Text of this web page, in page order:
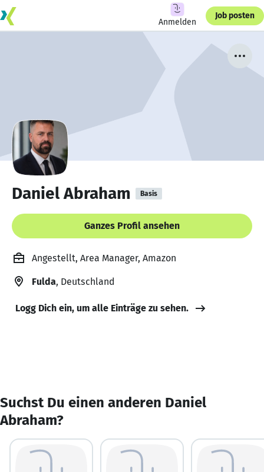
Anmelden
Job posten
Daniel Abraham Basis
Ganzes Profil ansehen
Angestellt, Area Manager, Amazon
Fulda, Deutschland
Logg Dich ein, um alle Einträge zu sehen.
Suchst Du einen anderen Daniel
Abraham?